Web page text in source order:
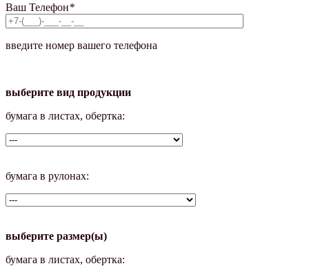
Ваш Телефон*
введите номер вашего телефона
выберите вид продукции
бумага в листах, обертка:
бумага в рулонах:
выберите размер(ы)
бумага в листах, обертка: